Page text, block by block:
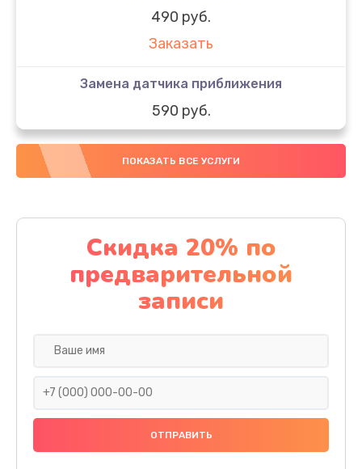
490 руб.
Заказать
Замена датчика приближения
590 руб.
Заказать
Замена стекла
Обновление ПО
890 руб.
290 руб.
Заказать
ПОКАЗАТЬ ВСЕ УСЛУГИ
Скидка 20% по
предварительной
записи